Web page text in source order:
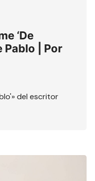
‘De
Pablo | Por
del escritor